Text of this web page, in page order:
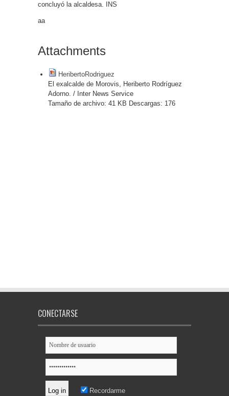
concluyó la alcaldesa. INS
aa
Attachments
HeribertoRodriguez
El exalcalde de Morovis, Heriberto Rodríguez
Adorno. / Inter News Service
Tamaño de archivo: 41 KB Descargas: 176
CONECTARSE
Recordarme